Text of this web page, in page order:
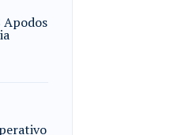
Apodos